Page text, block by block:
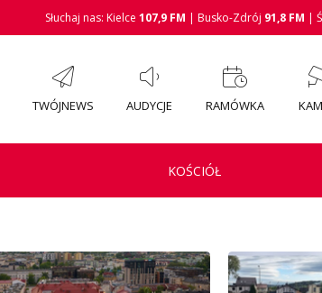
Słuchaj nas: Kielce 107,9 FM | Busko-Zdrój 91,8 FM |
TWÓJNEWS AUDYCJE RAMÓWKA
KOŚCIÓŁ